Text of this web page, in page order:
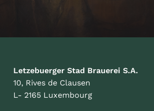
Letzebuerger Stad Brauerei S.A.
10, Rives de Clausen
L- 2165 Luxembourg